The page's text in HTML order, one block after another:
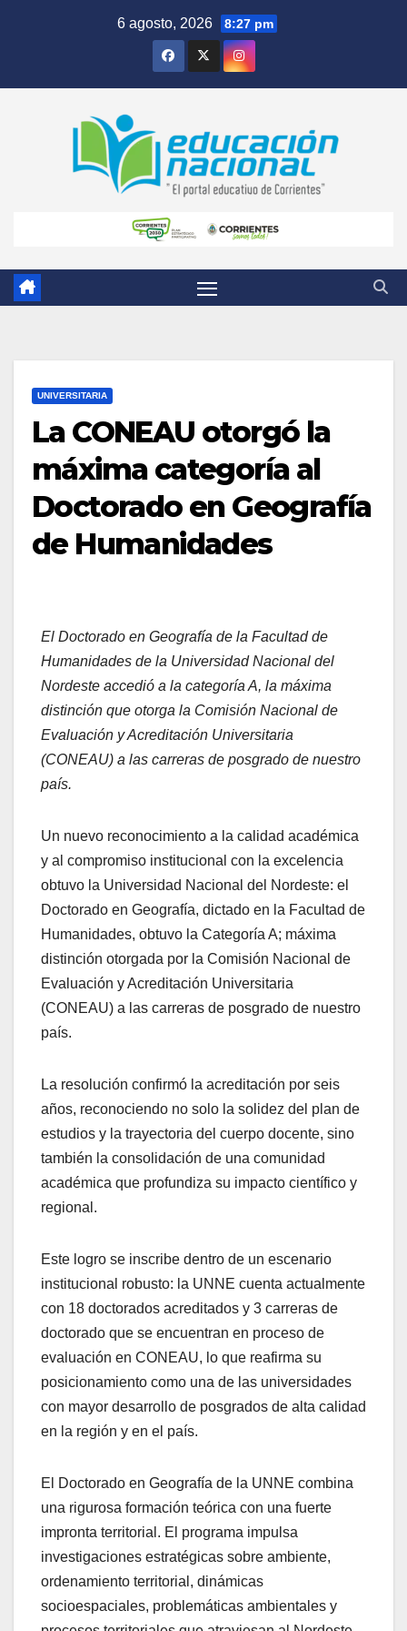
6 agosto, 2026 8:27 pm
UNIVERSITARIA
La CONEAU otorgó la
máxima categoría al
Doctorado en Geografía
de Humanidades
El Doctorado en Geografía de la Facultad de
Humanidades de la Universidad Nacional del
Nordeste accedió a la categoría A, la máxima
distinción que otorga la Comisión Nacional de
Evaluación y Acreditación Universitaria
(CONEAU) a las carreras de posgrado de nuestro
país.
Un nuevo reconocimiento a la calidad académica
y al compromiso institucional con la excelencia
obtuvo la Universidad Nacional del Nordeste: el
Doctorado en Geografía, dictado en la Facultad de
Humanidades, obtuvo la Categoría A; máxima
distinción otorgada por la Comisión Nacional de
Evaluación y Acreditación Universitaria
(CONEAU) a las carreras de posgrado de nuestro
país.
La resolución confirmó la acreditación por seis
años, reconociendo no solo la solidez del plan de
estudios y la trayectoria del cuerpo docente, sino
también la consolidación de una comunidad
académica que profundiza su impacto científico y
regional.
Este logro se inscribe dentro de un escenario
institucional robusto: la UNNE cuenta actualmente
con 18 doctorados acreditados y 3 carreras de
doctorado que se encuentran en proceso de
evaluación en CONEAU, lo que reafirma su
posicionamiento como una de las universidades
con mayor desarrollo de posgrados de alta calidad
en la región y en el país.
El Doctorado en Geografía de la UNNE combina
una rigurosa formación teórica con una fuerte
impronta territorial. El programa impulsa
investigaciones estratégicas sobre ambiente,
ordenamiento territorial, dinámicas
socioespaciales, problemáticas ambientales y